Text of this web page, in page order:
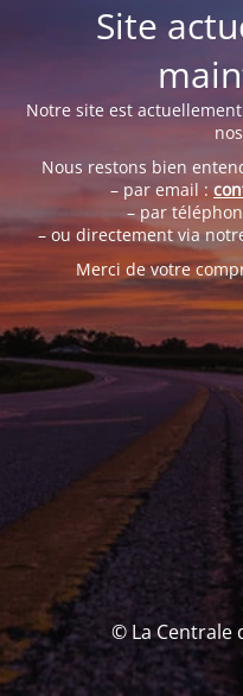
Site
Notre site est
Nous restons bien
– par email :
– par
– ou directement via
Merci de votre
© La Centrale